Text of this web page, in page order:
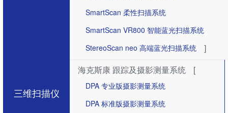
三维扫描仪
SmartScan 柔性扫描系统
SmartScan VR800 智能蓝光扫描系统
StereoScan neo 高端蓝光扫描系统
]
海克斯康 跟踪及摄影测量系统
[
DPA 专业版摄影测量系统
DPA 标准版摄影测量系统